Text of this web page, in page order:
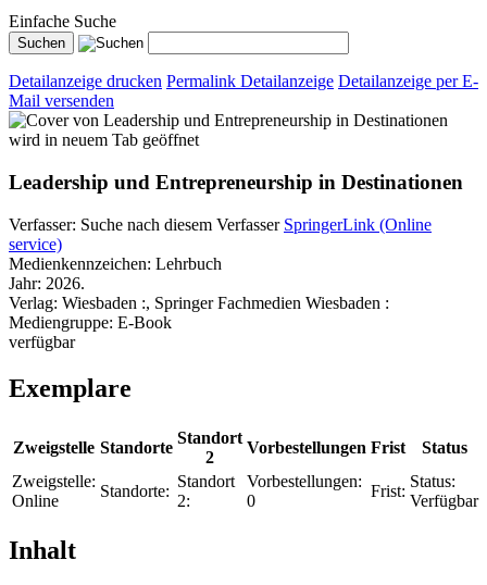
Einfache Suche
Detailanzeige drucken Permalink Detailanzeige Detailanzeige per E-
Mail versenden
wird in neuem Tab geöffnet
Leadership und Entrepreneurship in Destinationen
Verfasser: Suche nach diesem Verfasser SpringerLink (Online
service)
Medienkennzeichen: Lehrbuch
Jahr: 2026.
Verlag: Wiesbaden :, Springer Fachmedien Wiesbaden :
Mediengruppe: E-Book
verfügbar
Exemplare
Zweigstelle Standorte
Standort
2
Vorbestellungen Frist
Status
Zweigstelle:
Online
Standorte:
Standort
2:
Vorbestellungen:
0
Frist:
Status:
Verfügbar
Inhalt